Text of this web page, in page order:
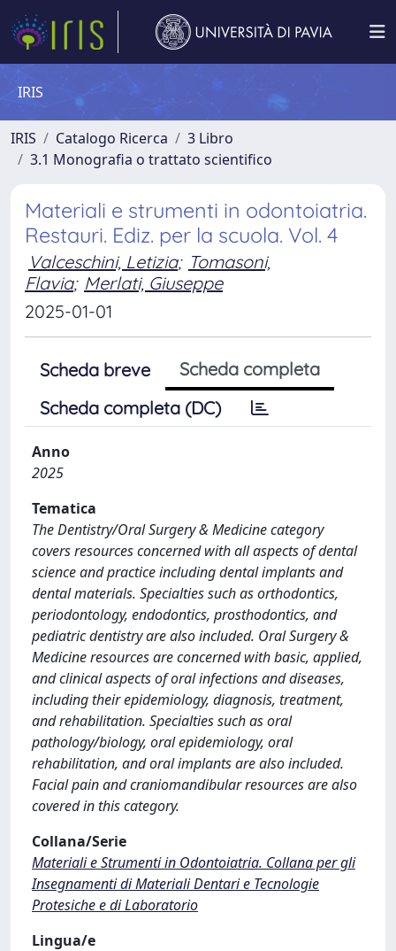
IRIS
IRIS Catalogo Ricerca
3 Libro
3.1 Monografia o trattato scientifico
Materiali e strumenti in odontoiatria.
Restauri. Ediz. per la scuola. Vol. 4
Valceschini, Letizia; Tomasoni,
Flavia; Merlati, Giuseppe
2025-01-01
Scheda breve
Scheda completa
Scheda completa (DC)
Anno
2025
Tematica
The Dentistry/Oral Surgery & Medicine category
covers resources concerned with all aspects of dental
science and practice including dental implants and
dental materials. Specialties such as orthodontics,
periodontology, endodontics, prosthodontics, and
pediatric dentistry are also included. Oral Surgery &
Medicine resources are concerned with basic, applied,
and clinical aspects of oral infections and diseases,
including their epidemiology, diagnosis, treatment,
and rehabilitation. Specialties such as oral
pathology/biology, oral epidemiology, oral
rehabilitation, and oral implants are also included.
Facial pain and craniomandibular resources are also
covered in this category.
Collana/Serie
Materiali e Strumenti in Odontoiatria. Collana per gli
Insegnamenti di Materiali Dentari e Tecnologie
Protesiche e di Laboratorio
Lingua/e